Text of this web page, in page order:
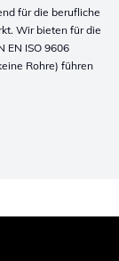
für die berufliche
Wir bieten für die
EN ISO 9606
Rohre) führen